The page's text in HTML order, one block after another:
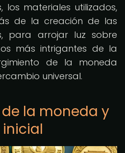
los materiales utilizados,
de la creación de las
para arrojar luz sobre
más intrigantes de la
de la moneda
universal.
la moneda y